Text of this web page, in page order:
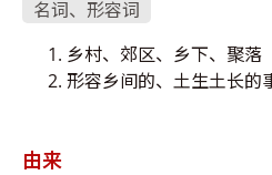
名词、形容词
乡村、郊区、乡下、聚落
形容乡间的、土生土长的
由来